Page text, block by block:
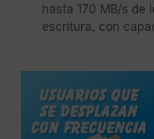
hasta 170 MB/s de
escritura, con